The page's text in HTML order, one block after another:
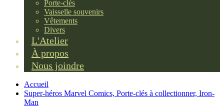
Porte-clés
Vaisselle souvenirs
Vêtements
Divers
L'Atelier
À propos
Nous joindre
Accueil
Super-héros Marvel Comics, Porte-clés à collectionner, Iron-
Man